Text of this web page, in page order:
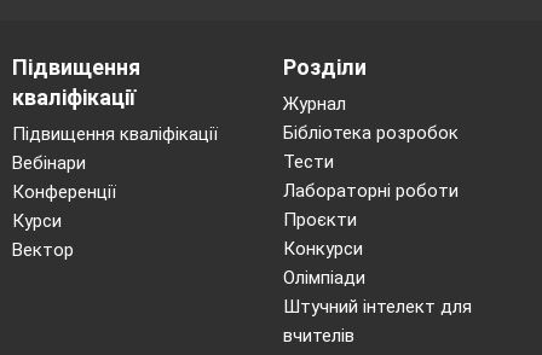
водно-эрозійні морські карстово
- морські
аброзивні
суфозіні еолові акумулятивні
Підвищення
кваліфікації
Підвищення кваліфікації
Вебінари
Конференції
Курси
Вектор
Розділи
Журнал
Бібліотека розробок
Тести
Лабораторні роботи
Проєкти
Конкурси
Олімпіади
Штучний інтелект для
вчителів